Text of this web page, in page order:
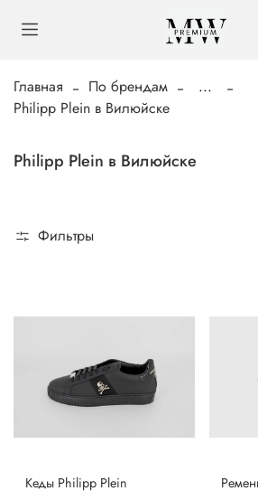
Главная По брендам
...
Philipp Plein в Вилюйске
Philipp Plein в Вилюйске
Фильтры
Кеды Philipp Plein